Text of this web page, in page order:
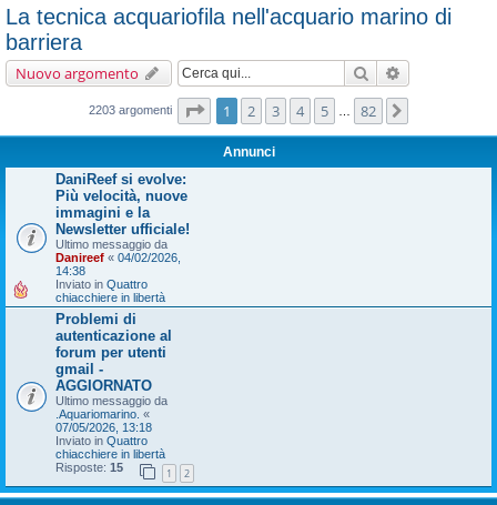
La tecnica acquariofila nell'acquario marino di
barriera
Nuovo argomento Cerca
2203 argomenti Pagina1 di
1 2 3 4 5 82
Annunci
DaniReef si evolve:
Più velocità, nuove
immagini e la
Newsletter ufficiale!
Ultimo messaggio da
Danireef « 04/02/2026,
14:38
Inviato in Quattro
chiacchiere in libertà
Problemi di
autenticazione al
forum per utenti
gmail -
AGGIORNATO
Ultimo messaggio da
.Aquariomarino. «
07/05/2026, 13:18
Inviato in Quattro
chiacchiere in libertà
Risposte: 15 1 2